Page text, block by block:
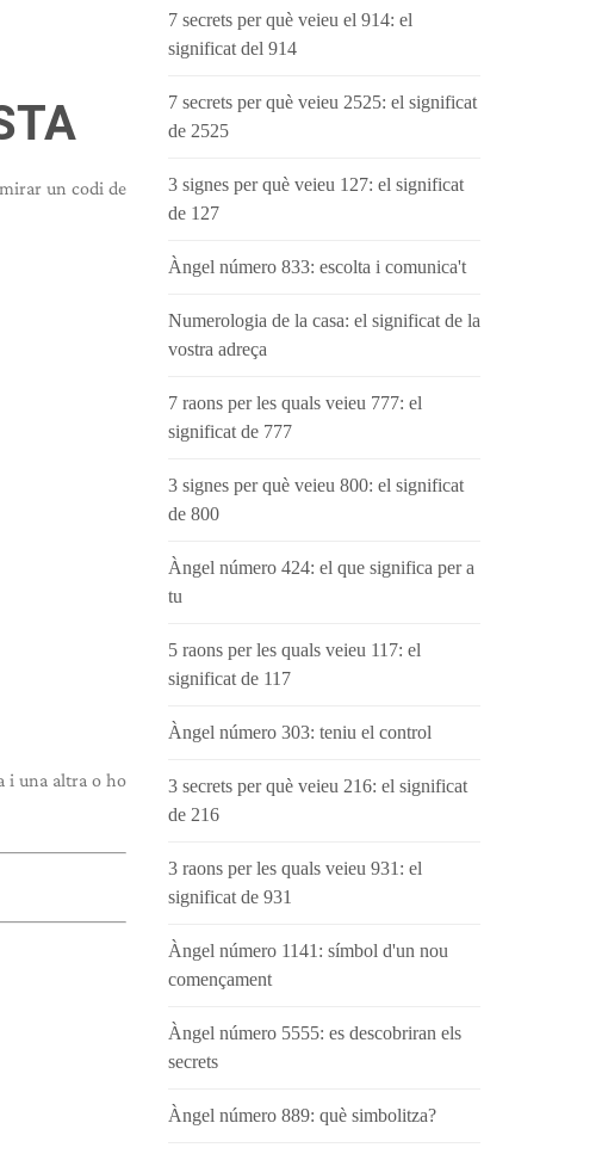
un codi de
i una altra o ho
7 secrets per què veieu el 914: el
significat del 914
7 secrets per què veieu 2525: el significat
de 2525
3 signes per què veieu 127: el significat
de 127
Àngel número 833: escolta i comunica't
Numerologia de la casa: el significat de la
vostra adreça
7 raons per les quals veieu 777: el
significat de 777
3 signes per què veieu 800: el significat
de 800
Àngel número 424: el que significa per a
tu
5 raons per les quals veieu 117: el
significat de 117
Àngel número 303: teniu el control
3 secrets per què veieu 216: el significat
de 216
3 raons per les quals veieu 931: el
significat de 931
Àngel número 1141: símbol d'un nou
començament
Àngel número 5555: es descobriran els
secrets
Àngel número 889: què simbolitza?